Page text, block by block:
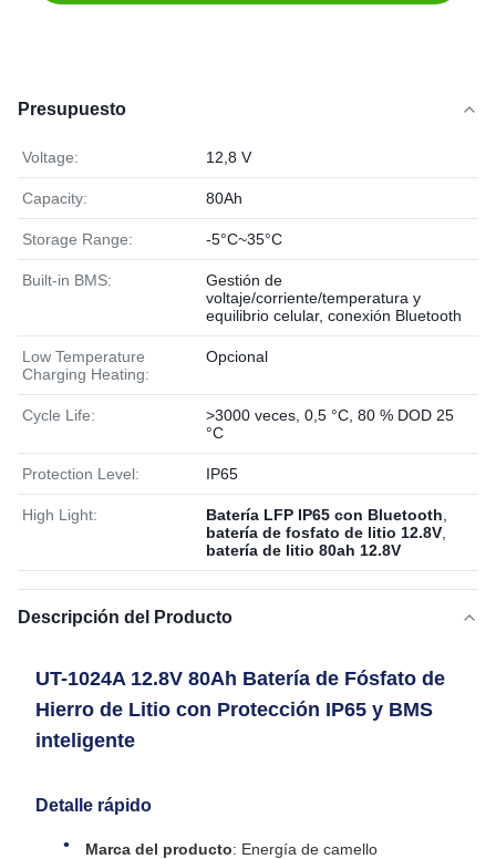
Presupuesto
Voltage: 12,8 V
Capacity: 80Ah
Storage Range: -5°C~35°C
Built-in BMS:
Gestión de
voltaje/corriente/temperatura y
equilibrio celular, conexión Bluetooth
Low Temperature
Charging Heating:
Opcional
Cycle Life:
>3000 veces, 0,5 °C, 80 % DOD 25
°C
Protection Level: IP65
High Light: Batería LFP IP65 con Bluetooth
batería de fosfato de litio 12.8V
batería de litio 80ah 12.8V
Descripción del Producto
UT-1024A 12.8V 80Ah Batería de Fósfato de
Hierro de Litio con Protección IP65 y BMS
inteligente
Detalle rápido
Marca del producto: Energía de camello